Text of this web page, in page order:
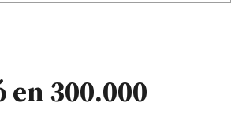
en 300.000